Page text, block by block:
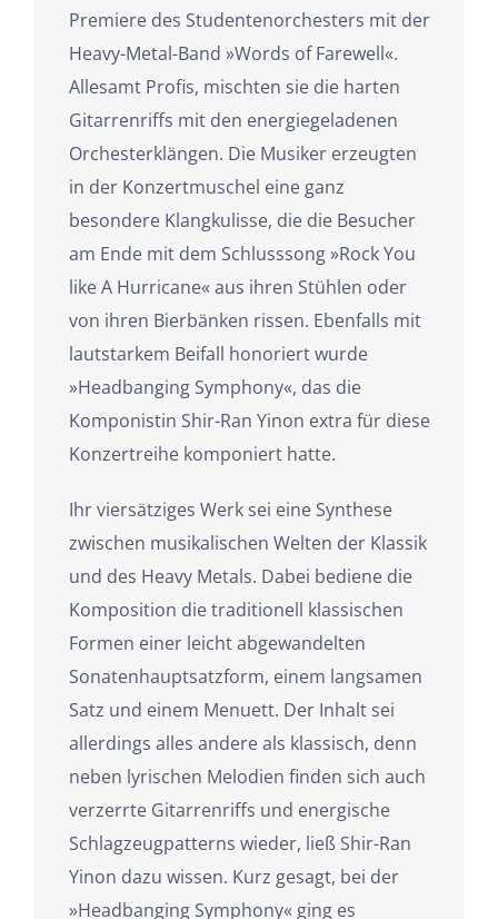
Premiere des Studentenorchesters mit der
Heavy-Metal-Band »Words of Farewell«.
Allesamt Profis, mischten sie die harten
Gitarrenriffs mit den energiegeladenen
Orchesterklängen. Die Musiker erzeugten
in der Konzertmuschel eine ganz
besondere Klangkulisse, die die Besucher
am Ende mit dem Schlusssong »Rock You
like A Hurricane« aus ihren Stühlen oder
von ihren Bierbänken rissen. Ebenfalls mit
lautstarkem Beifall honoriert wurde
»Headbanging Symphony«, das die
Komponistin Shir-Ran Yinon extra für diese
Konzertreihe komponiert hatte.
Ihr viersätziges Werk sei eine Synthese
zwischen musikalischen Welten der Klassik
und des Heavy Metals. Dabei bediene die
Komposition die traditionell klassischen
Formen einer leicht abgewandelten
Sonatenhauptsatzform, einem langsamen
Satz und einem Menuett. Der Inhalt sei
allerdings alles andere als klassisch, denn
neben lyrischen Melodien finden sich auch
verzerrte Gitarrenriffs und energische
Schlagzeugpatterns wieder, ließ Shir-Ran
Yinon dazu wissen. Kurz gesagt, bei der
»Headbanging Symphony« ging es